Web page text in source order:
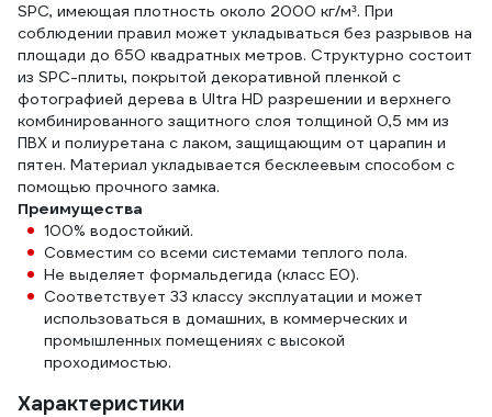
SPC, имеющая плотность около 2000 кг/м³. При
соблюдении правил может укладываться без разрывов на
площади до 650 квадратных метров. Структурно состоит
из SPC-плиты, покрытой декоративной пленкой с
фотографией дерева в Ultra HD разрешении и верхнего
комбинированного защитного слоя толщиной 0,5 мм из
ПВХ и полиуретана с лаком, защищающим от царапин и
пятен. Материал укладывается бесклеевым способом с
помощью прочного замка.
Преимущества
100% водостойкий.
Совместим со всеми системами теплого пола.
Не выделяет формальдегида (класс E0).
Соответствует 33 классу эксплуатации и может
использоваться в домашних, в коммерческих и
промышленных помещениях с высокой
проходимостью.
Характеристики